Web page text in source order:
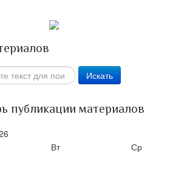
Искать
публикации материалов
Вт Ср